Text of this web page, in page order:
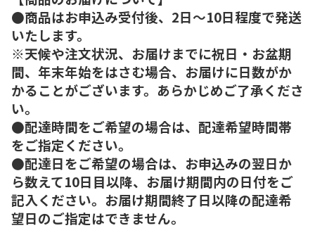
●商品はお申込み受付後、2日～10日程度で発送
いたします。
※天候や注文状況、お届けまでに祝日・お盆期
間、年末年始をはさむ場合、お届けに日数がか
かることがございます。あらかじめご了承くださ
い。
●配達時間をご希望の場合は、配達希望時間帯
をご指定ください。
●配達日をご希望の場合は、お申込みの翌日か
ら数えて10日目以降、お届け期間内の日付をご
記入ください。お届け期間終了日以降の配達希
望日のご指定はできません。